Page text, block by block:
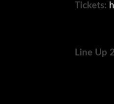
Tickets:
Line Up